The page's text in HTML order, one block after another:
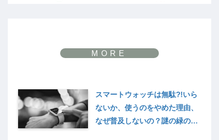
スマートウォッチは無駄?!いら
ないか、使うのをやめた理由、
なぜ普及しないの？謎の緑の光